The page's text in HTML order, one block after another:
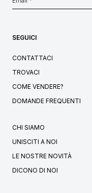
SEGUICI
CONTATTACI
TROVACI
COME VENDERE?
DOMANDE FREQUENTI
CHI SIAMO
UNISCITI A NOI
LE NOSTRE NOVITÀ
DICONO DI NOI